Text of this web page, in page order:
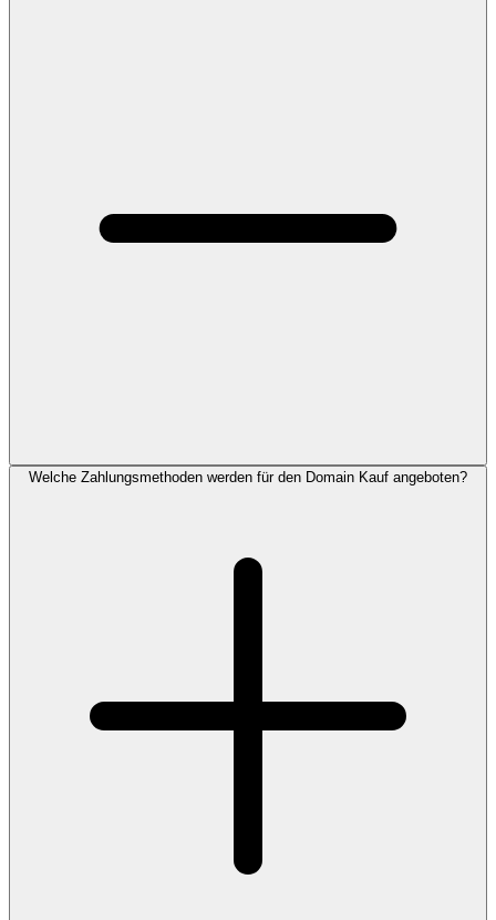
Welche Zahlungsmethoden werden für den Domain Kauf angeboten?